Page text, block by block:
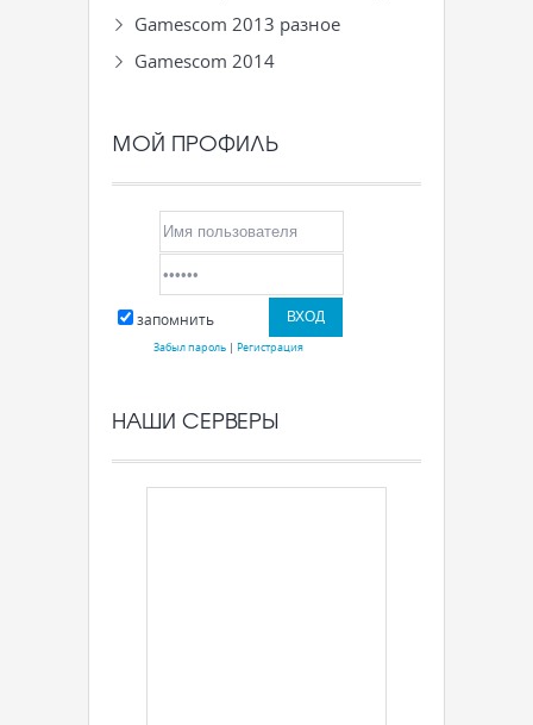
Gamescom 2013 разное
Gamescom 2014
МОЙ ПРОФИЛЬ
запомнить
Забыл пароль| Регистрация
НАШИ СЕРВЕРЫ